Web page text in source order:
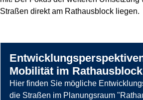
Straßen direkt am Rathausblock liegen.
Mobilität im Rathausblock
Hier finden Sie mögliche
die Straßen im Planungsraum